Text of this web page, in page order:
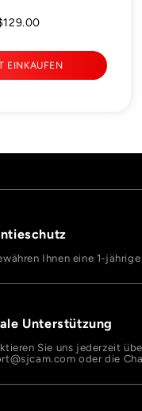
EINKAUFEN
Ihnen eine 1-
Unterstützung
Sie uns jederzeit
oder die